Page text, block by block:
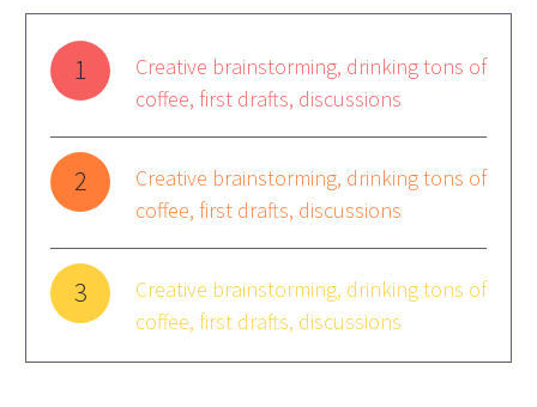
1
Creative brainstorming, drinking tons of
coffee, first drafts, discussions
2
Creative brainstorming, drinking tons of
coffee, first drafts, discussions
3
Creative brainstorming, drinking tons of
coffee, first drafts, discussions